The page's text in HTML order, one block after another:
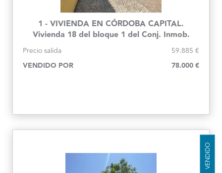
1 - VIVIENDA EN CÓRDOBA CAPITAL.
Vivienda 18 del bloque 1 del Conj. Inmob.
Precio salida 59.885 €
VENDIDO POR 78.000 €
VENDIDO